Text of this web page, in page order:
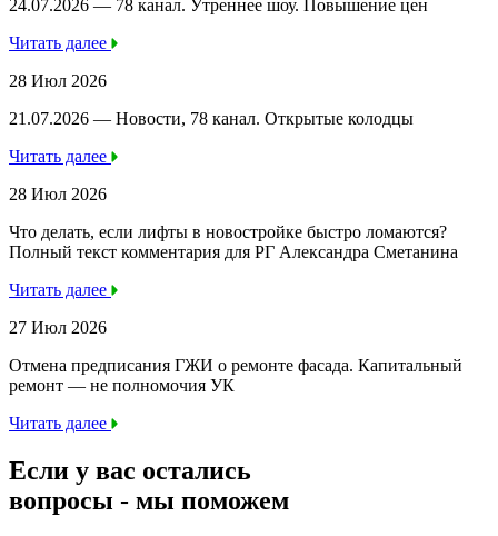
24.07.2026 — 78 канал. Утреннее шоу. Повышение цен
Читать далее
28 Июл 2026
21.07.2026 — Новости, 78 канал. Открытые колодцы
Читать далее
28 Июл 2026
Что делать, если лифты в новостройке быстро ломаются?
Полный текст комментария для РГ Александра Сметанина
Читать далее
27 Июл 2026
Отмена предписания ГЖИ о ремонте фасада. Капитальный
ремонт — не полномочия УК
Читать далее
Если у вас остались
вопросы - мы поможем